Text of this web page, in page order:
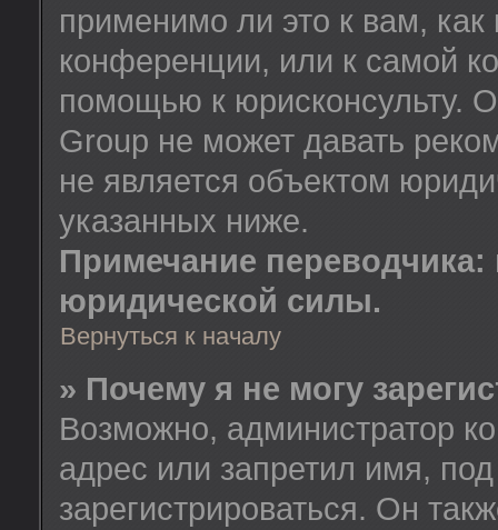
применимо ли это к вам,
конференции, или к самой
помощью к юрисконсульту.
Group не может давать
не является объектом
указанных ниже.
Примечание
юридической силы.
Вернуться к началу
» Почему я не могу
Возможно, администратор
адрес или запретил имя,
зарегистрироваться. Он